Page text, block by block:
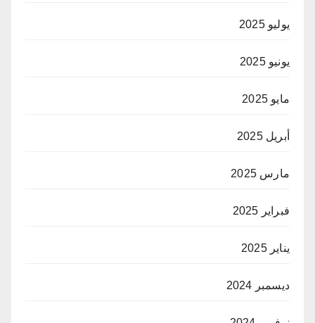
يوليو 2025
يونيو 2025
مايو 2025
أبريل 2025
مارس 2025
فبراير 2025
يناير 2025
ديسمبر 2024